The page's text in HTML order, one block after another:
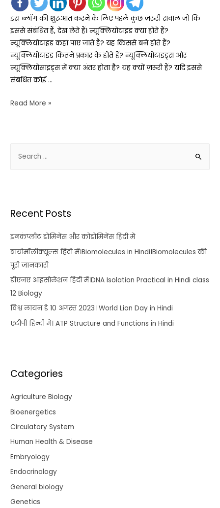
इस ब्लॉग की शुरूआत करने के लिए पहले कुछ ज़रूरी सवाल जो कि
इससे संबंधित हैं, देख लेते हैं। न्यूक्लियोटाइड क्या होते हैं?
न्यूक्लियोटाइड कहां पाए जाते हैं? यह किससे बने होते हैं?
न्यूक्लियोटाइड कितने प्रकार के होते हैं? न्यूक्लियोटाइड्स और
न्यूक्लियोसाइड्स में क्या अंतर होता है? यह क्यों ज़रूरी हैं? यदि इससे
संबंधित कोई …
Read More »
Recent Posts
इनकंप्लीट डोमिनेंस और कोडोमिनेंस हिंदी में
बायोमॉलीक्यूल्स हिंदी में।Biomolecules in Hindi।Biomolecules की
पूरी जानकारी
डीएनए आइसोलेशन हिंदी में।DNA Isolation Practical in Hindi class
12 Biology
विश्व लायन डे 10 अगस्त 2023। World Lion Day in Hindi
एटीपी हिन्दी में। ATP Structure and Functions in Hindi
Categories
Agriculture Biology
Bioenergetics
Circulatory System
Human Health & Disease
Embryology
Endocrinology
General biology
Genetics